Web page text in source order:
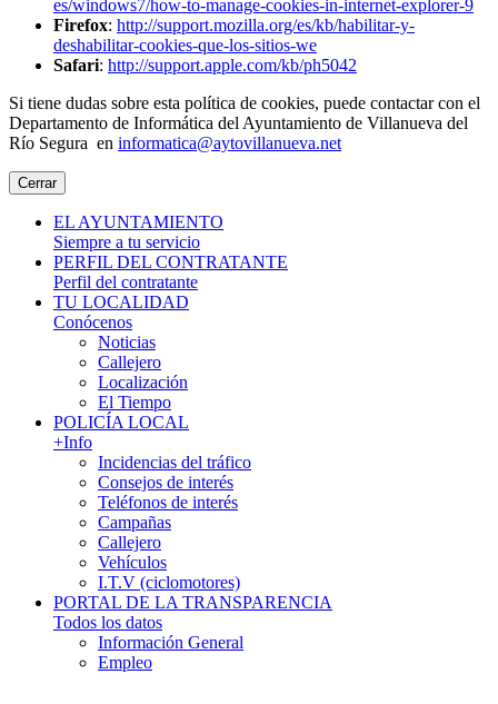
es/windows7/how-to-manage-cookies-in-internet-explorer-9
Firefox: http://support.mozilla.org/es/kb/habilitar-y-
deshabilitar-cookies-que-los-sitios-we
Safari: http://support.apple.com/kb/ph5042
Si tiene dudas sobre esta política de cookies, puede contactar con el
Departamento de Informática del Ayuntamiento de Villanueva del
Río Segura en informatica@aytovillanueva.net
Cerrar
EL AYUNTAMIENTO
Siempre a tu servicio
PERFIL DEL CONTRATANTE
Perfil del contratante
TU LOCALIDAD
Conócenos
Noticias
Callejero
Localización
El Tiempo
POLICÍA LOCAL
+Info
Incidencias del tráfico
Consejos de interés
Teléfonos de interés
Campañas
Callejero
Vehículos
I.T.V (ciclomotores)
PORTAL DE LA TRANSPARENCIA
Todos los datos
Información General
Empleo